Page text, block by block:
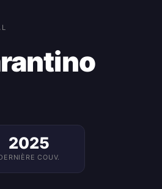
2025
COUV.